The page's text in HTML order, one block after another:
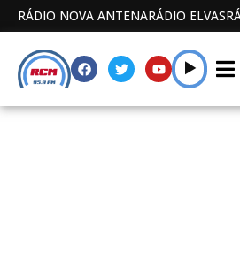
RÁDIO NOVA ANTENARÁDIO ELVAS